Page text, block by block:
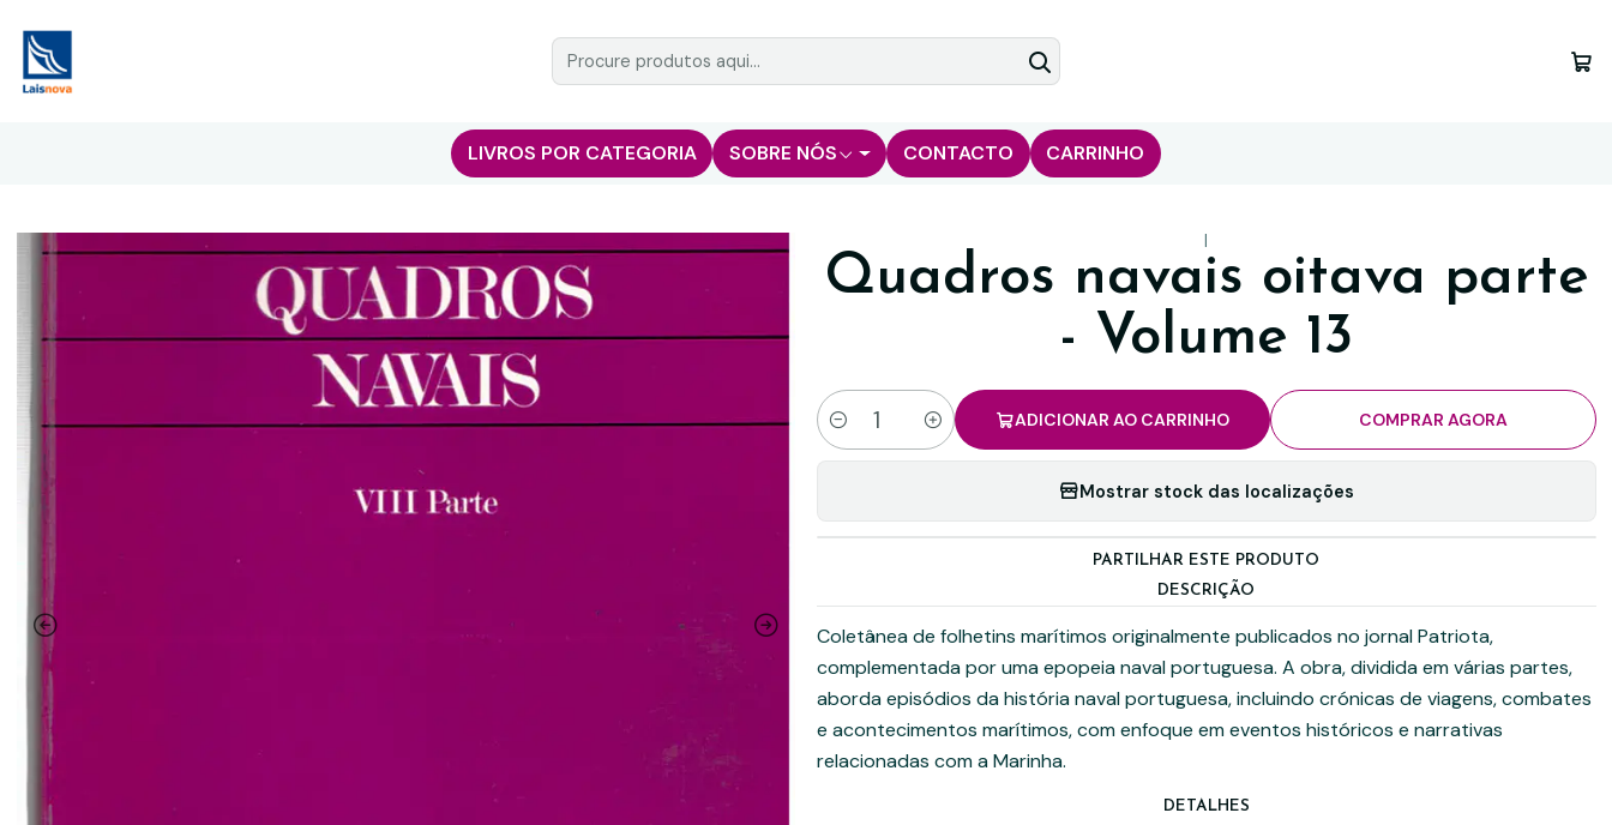
LIVROS POR CATEGORIA SOBRE NÓS CONTACTO CARRINHO
|
Quadros navais oitava parte
- Volume 13
Quantidade
ADICIONAR AO CARRINHO COMPRAR AGORA
Mostrar stock das localizações
PARTILHAR ESTE PRODUTO
DESCRIÇÃO
Coletânea de folhetins marítimos originalmente publicados no jornal Patriota,
complementada por uma epopeia naval portuguesa. A obra, dividida em várias partes,
aborda episódios da história naval portuguesa, incluindo crónicas de viagens, combates
e acontecimentos marítimos, com enfoque em eventos históricos e narrativas
relacionadas com a Marinha.
DETALHES